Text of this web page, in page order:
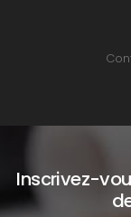
Inscrivez-